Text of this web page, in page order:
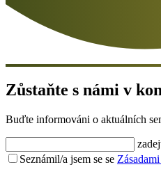
Zůstaňte s námi v
Buďte informováni o aktuálních
Seznámil/a jsem se se